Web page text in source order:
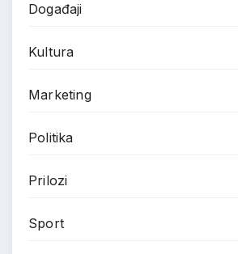
Događaji
Kultura
Marketing
Politika
Prilozi
Sport